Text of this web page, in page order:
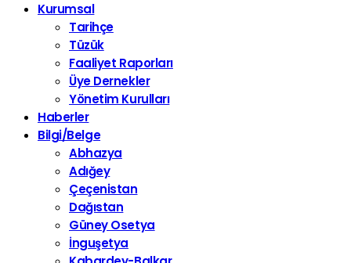
Kurumsal
Tarihçe
Tüzük
Faaliyet Raporları
Üye Dernekler
Yönetim Kurulları
Haberler
Bilgi/Belge
Abhazya
Adığey
Çeçenistan
Dağıstan
Güney Osetya
İnguşetya